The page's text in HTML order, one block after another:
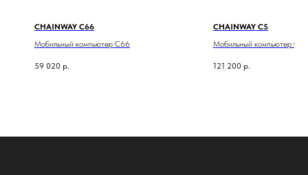
CHAINWAY C66
Мобильный компьютер C66
59 020 р.
CHAINWAY C5
Мобильный компьютер C5
121 200 р.